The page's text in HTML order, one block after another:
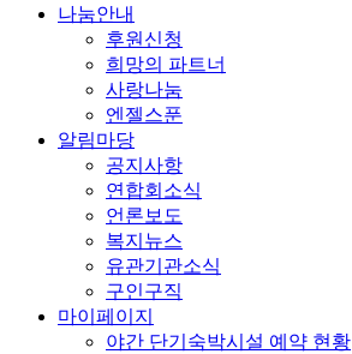
나눔안내
후원신청
희망의 파트너
사랑나눔
엔젤스푼
알림마당
공지사항
연합회소식
언론보도
복지뉴스
유관기관소식
구인구직
마이페이지
야간 단기숙박시설 예약 현황